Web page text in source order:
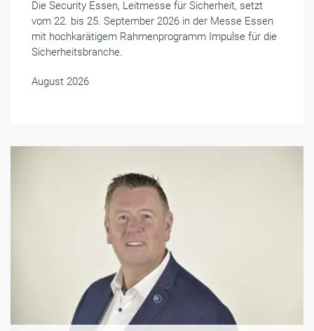
Die Security Essen, Leitmesse für Sicherheit, setzt
vom 22. bis 25. September 2026 in der Messe Essen
mit hochkarätigem Rahmenprogramm Impulse für die
Sicherheitsbranche.
August 2026